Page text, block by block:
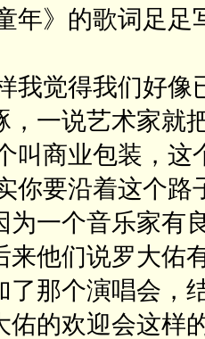
年》的歌词足
我觉得我们好
，一说艺术家就
叫商业包装，这
你要沿着这个
为一个音乐家有
来他们说罗大佑
了那个演唱会，
佑的欢迎会这样